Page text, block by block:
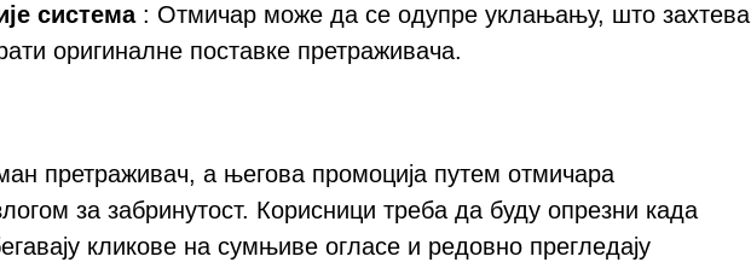
система: Отмичар може да се одупре уклањању, што захтева
оригиналне поставке претраживача.
претраживач, а његова промоција путем отмичара
за забринутост. Корисници треба да буду опрезни када
кликове на сумњиве огласе и редовно прегледају